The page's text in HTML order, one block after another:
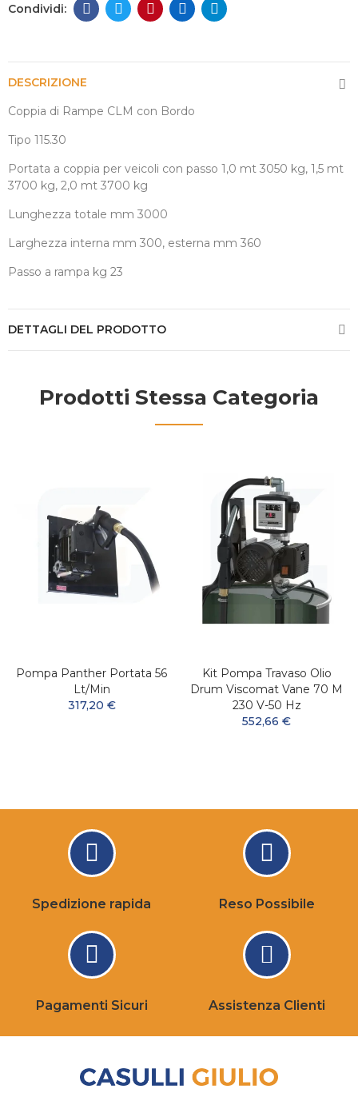
DESCRIZIONE
Coppia di Rampe CLM con Bordo
Tipo 115.30
Portata a coppia per veicoli con passo 1,0 mt 3050 kg, 1,5 mt
3700 kg, 2,0 mt 3700 kg
Lunghezza totale mm 3000
Larghezza interna mm 300, esterna mm 360
Passo a rampa kg 23
DETTAGLI DEL PRODOTTO
Prodotti Stessa Categoria
Pompa Panther Portata 56
Lt/min
317,20 €
Kit Pompa Travaso Olio
Drum Viscomat Vane 70 M
230 V-50 Hz
552,66 €
Spedizione rapida Reso Possibile
Pagamenti Sicuri Assistenza Clienti